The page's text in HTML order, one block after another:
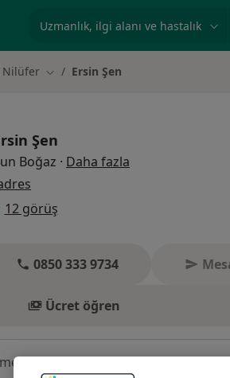
Nilüfer Şehir değiştir
Ersin Şen
Şen
Boğaz · Daha fazla
12 görüş
0850 333 9734
Ücret öğren
Adresler